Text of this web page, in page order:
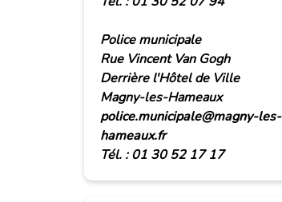
Police municipale
Rue Vincent Van Gogh
Derrière l'Hôtel de Ville
Magny-les-Hameaux
police.municipale@magny-les-
hameaux.fr
Tél. : 01 30 52 17 17